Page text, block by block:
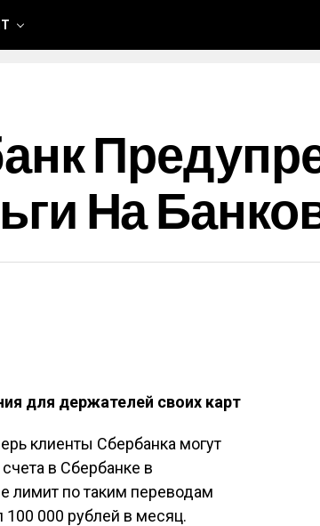
На
для держателей своих карт
клиенты Сбербанка могут
в Сбербанке в
лимит по таким переводам
000 рублей в месяц.